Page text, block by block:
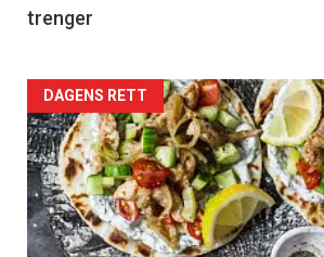
trenger
Forsiden
akkurat
nå
-
DAGENS RETT